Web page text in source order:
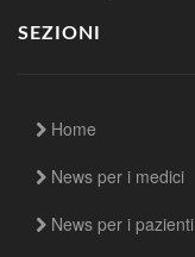
SEZIONI
Home
News per i medici
News per i pazienti